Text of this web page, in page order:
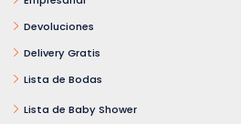
Devoluciones
Delivery Gratis
Lista de Bodas
Lista de Baby Shower